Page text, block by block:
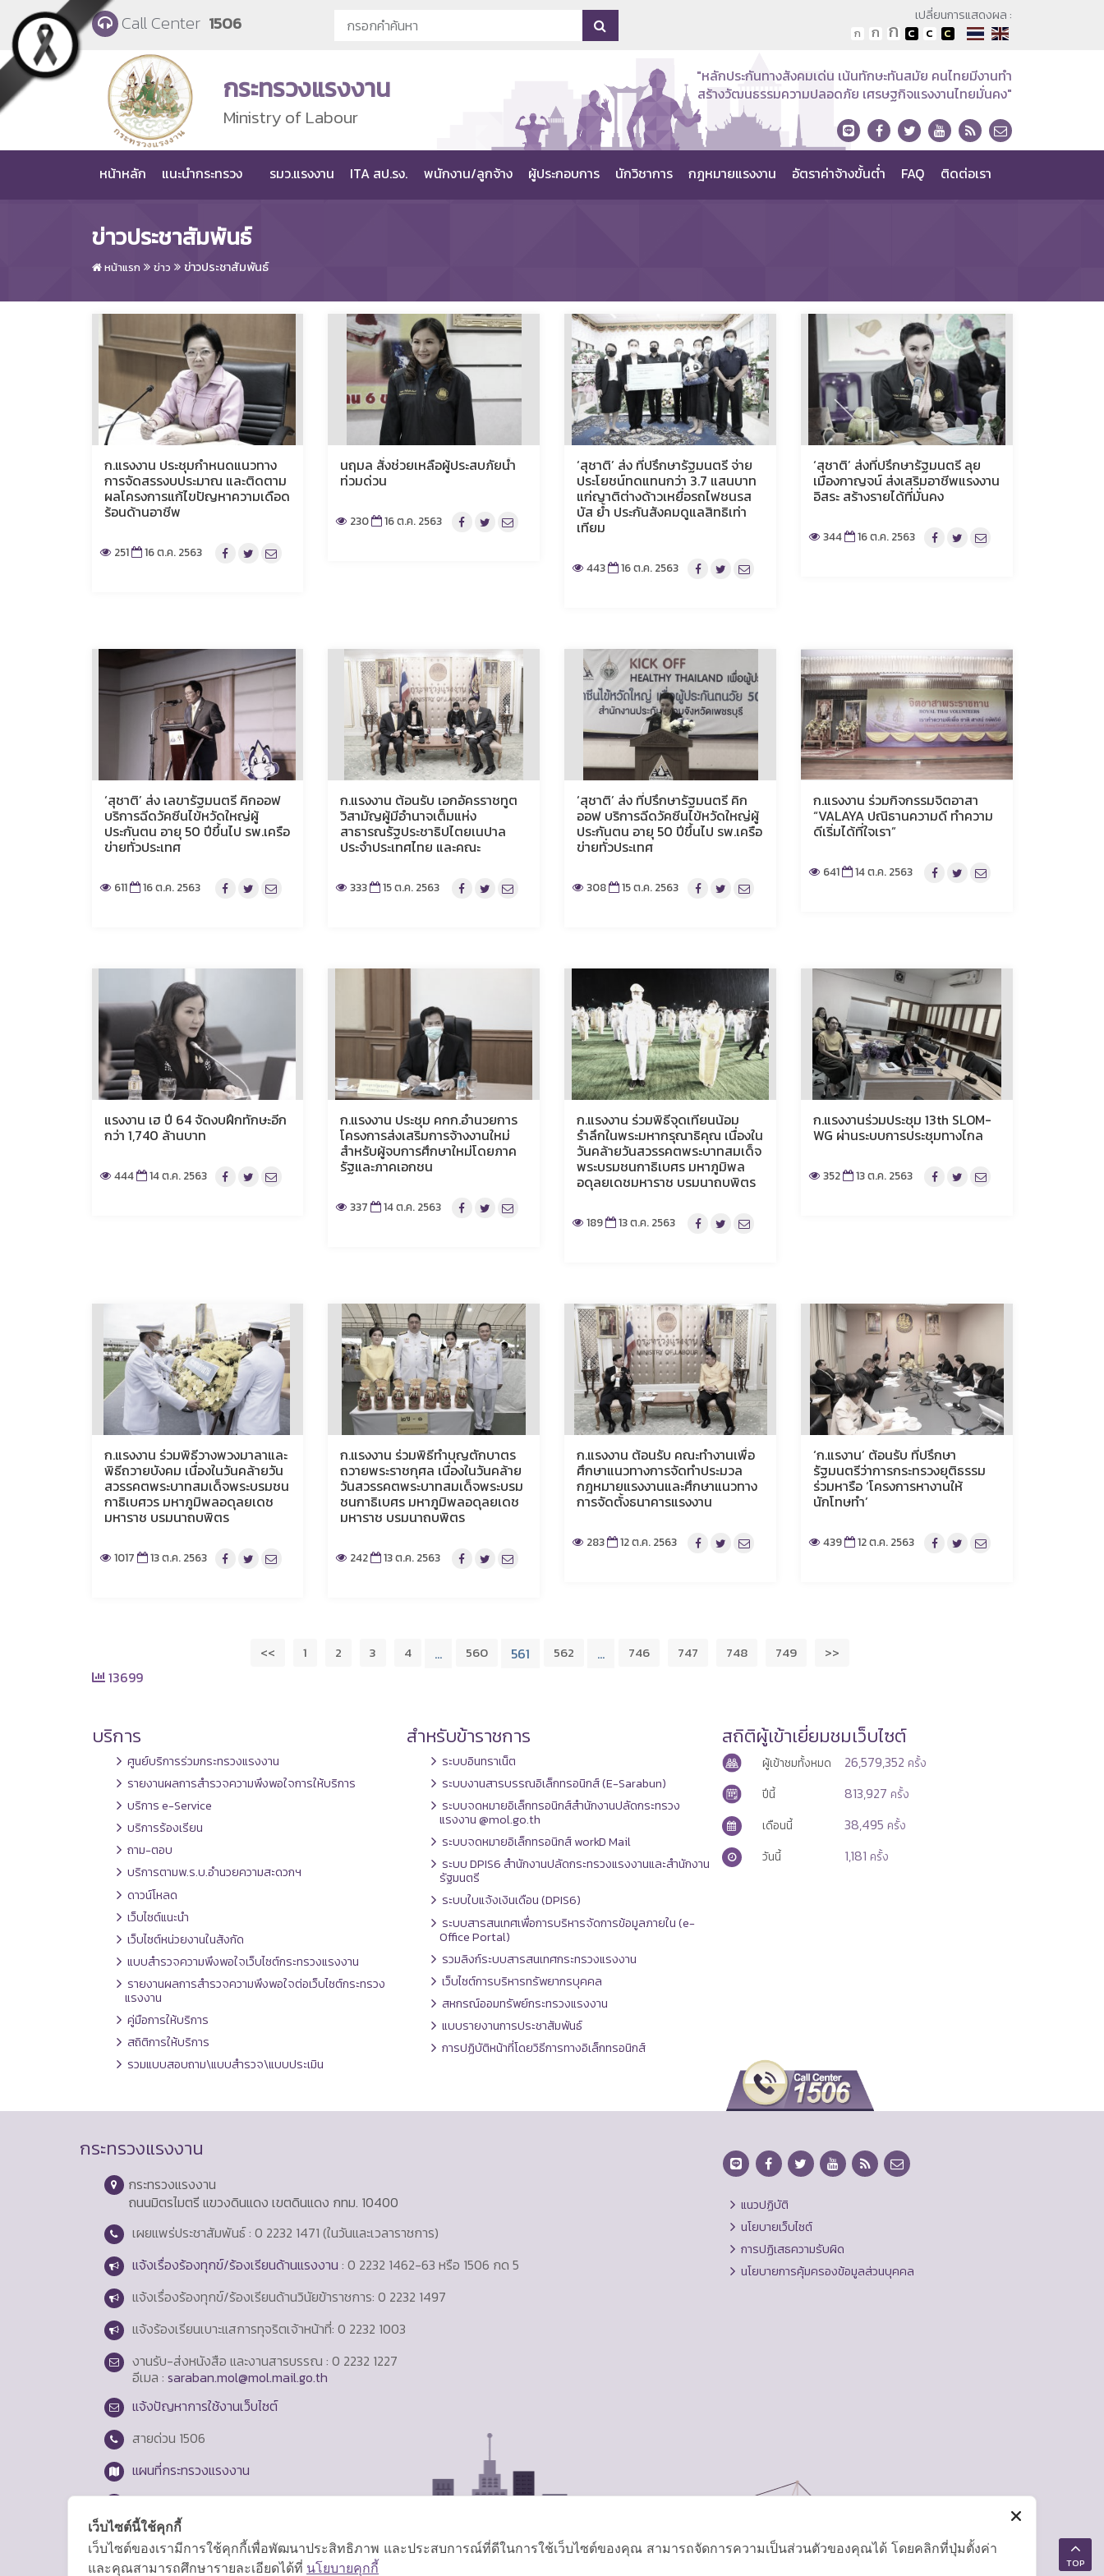
Skip to main content
Call Center 1506 เปลี่ยนการแสดงผล :
กระทรวงแรงงาน
Ministry of Labour
"หลักประกันทางสังคมเด่น เน้นทักษะทันสมัย คนไทยมีงานทำ
สร้างวัฒนธรรมความปลอดภัย เศรษฐกิจแรงงานไทยมั่นคง"
หน้าหลัก แนะนำกระทรวง รมว.แรงงาน ITA สป.รง. พนักงาน/ลูกจ้าง ผู้ประกอบการ นักวิชาการ กฎหมายแรงงาน อัตราค่าจ้างขั้นต่ำ FAQ ติดต่อเรา
ข่าวประชาสัมพันธ์
หน้าแรก ข่าว ข่าวประชาสัมพันธ์
ก.แรงงาน ประชุมกำหนดแนวทาง
การจัดสรรงบประมาณ และติดตาม
ผลโครงการแก้ไขปัญหาความเดือด
ร้อนด้านอาชีพ
251 16 ต.ค. 2563
นฤมล สั่งช่วยเหลือผู้ประสบภัยน้ำ
ท่วมด่วน
230 16 ต.ค. 2563
‘สุชาติ’ ส่ง ที่ปรึกษารัฐมนตรี จ่าย
ประโยชน์ทดแทนกว่า 3.7 แสนบาท
แก่ญาติต่างด้าวเหยื่อรถไฟชนรส
บัส ย้ำ ประกันสังคมดูแลสิทธิเท่า
เทียม
443 16 ต.ค. 2563
‘สุชาติ’ ส่งที่ปรึกษารัฐมนตรี ลุย
เมืองกาญจน์ ส่งเสริมอาชีพแรงงาน
อิสระ สร้างรายได้ที่มั่นคง
344 16 ต.ค. 2563
‘สุชาติ’ ส่ง เลขารัฐมนตรี คิกออฟ
บริการฉีดวัคซีนไข้หวัดใหญ่ผู้
ประกันตน อายุ 50 ปีขึ้นไป รพ.เครือ
ข่ายทั่วประเทศ
611 16 ต.ค. 2563
ก.แรงงาน ต้อนรับ เอกอัครราชทูต
วิสามัญผู้มีอำนาจเต็มแห่ง
สาธารณรัฐประชาธิปไตยเนปาล
ประจำประเทศไทย และคณะ
333 15 ต.ค. 2563
‘สุชาติ’ ส่ง ที่ปรึกษารัฐมนตรี คิก
ออฟ บริการฉีดวัคซีนไข้หวัดใหญ่ผู้
ประกันตน อายุ 50 ปีขึ้นไป รพ.เครือ
ข่ายทั่วประเทศ
308 15 ต.ค. 2563
ก.แรงงาน ร่วมกิจกรรมจิตอาสา
“VALAYA ปณิธานความดี ทำความ
ดีเริ่มได้ที่ใจเรา”
641 14 ต.ค. 2563
แรงงาน เฮ ปี 64 จัดงบฝึกทักษะอีก
กว่า 1,740 ล้านบาท
444 14 ต.ค. 2563
ก.แรงงาน ประชุม คกก.อำนวยการ
โครงการส่งเสริมการจ้างงานใหม่
สำหรับผู้จบการศึกษาใหม่โดยภาค
รัฐและภาคเอกชน
337 14 ต.ค. 2563
ก.แรงงาน ร่วมพิธีจุดเทียนน้อม
รำลึกในพระมหากรุณาธิคุณ เนื่องใน
วันคล้ายวันสวรรคตพระบาทสมเด็จ
พระบรมชนกาธิเบศร มหาภูมิพล
อดุลยเดชมหาราช บรมนาถบพิตร
189 13 ต.ค. 2563
ก.แรงงานร่วมประชุม 13th SLOM-
WG ผ่านระบบการประชุมทางไกล
352 13 ต.ค. 2563
ก.แรงงาน ร่วมพิธีวางพวงมาลาและ
พิธีถวายบังคม เนื่องในวันคล้ายวัน
สวรรคตพระบาทสมเด็จพระบรมชน
กาธิเบศวร มหาภูมิพลอดุลยเดช
มหาราช บรมนาถบพิตร
1017 13 ต.ค. 2563
ก.แรงงาน ร่วมพิธีทำบุญตักบาตร
ถวายพระราชกุศล เนื่องในวันคล้าย
วันสวรรคตพระบาทสมเด็จพระบรม
ชนกาธิเบศร มหาภูมิพลอดุลยเดช
มหาราช บรมนาถบพิตร
242 13 ต.ค. 2563
ก.แรงงาน ต้อนรับ คณะทำงานเพื่อ
ศึกษาแนวทางการจัดทำประมวล
กฎหมายแรงงานและศึกษาแนวทาง
การจัดตั้งธนาคารแรงงาน
283 12 ต.ค. 2563
‘ก.แรงาน’ ต้อนรับ ที่ปรึกษา
รัฐมนตรีว่าการกระทรวงยุติธรรม
ร่วมหารือ ‘โครงการหางานให้
นักโทษทำ’
439 12 ต.ค. 2563
<< 1 2 3 4 … 560 561 562 … 746 747 748 749 >>
13699
บริการ
ศูนย์บริการร่วมกระทรวงแรงงาน
รายงานผลการสำรวจความพึงพอใจการให้บริการ
บริการ e-Service
บริการร้องเรียน
ถาม-ตอบ
บริการตามพ.ร.บ.อำนวยความสะดวกฯ
ดาวน์โหลด
เว็บไซต์แนะนำ
เว็บไซต์หน่วยงานในสังกัด
แบบสำรวจความพึงพอใจเว็บไซต์กระทรวงแรงงาน
รายงานผลการสำรวจความพึงพอใจต่อเว็บไซต์กระทรวง
แรงงาน
คู่มือการให้บริการ
สถิติการให้บริการ
รวมแบบสอบถาม\แบบสำรวจ\แบบประเมิน
สำหรับข้าราชการ
ระบบอินทราเน็ต
ระบบงานสารบรรณอิเล็กทรอนิกส์ (E-Sarabun)
ระบบจดหมายอิเล็กทรอนิกส์สำนักงานปลัดกระทรวง
แรงงาน @mol.go.th
ระบบจดหมายอิเล็กทรอนิกส์ workD Mail
ระบบ DPIS6 สำนักงานปลัดกระทรวงแรงงานและสำนักงาน
รัฐมนตรี
ระบบใบแจ้งเงินเดือน (DPIS6)
ระบบสารสนเทศเพื่อการบริหารจัดการข้อมูลภายใน (e-
Office Portal)
รวมลิงก์ระบบสารสนเทศกระทรวงแรงงาน
เว็บไซต์การบริหารทรัพยากรบุคคล
สหกรณ์ออมทรัพย์กระทรวงแรงงาน
แบบรายงานการประชาสัมพันธ์
การปฏิบัติหน้าที่โดยวิธีการทางอิเล็กทรอนิกส์
สถิติผู้เข้าเยี่ยมชมเว็บไซต์
ผู้เข้าชมทั้งหมด 26,579,352 ครั้ง
ปีนี้
813,927 ครั้ง
เดือนนี้
38,495 ครั้ง
วันนี้
1,181 ครั้ง
กระทรวงแรงงาน
กระทรวงแรงงาน
ถนนมิตรไมตรี แขวงดินแดง เขตดินแดง กทม. 10400
เผยแพร่ประชาสัมพันธ์ : 0 2232 1471 (ในวันและเวลาราชการ)
แจ้งเรื่องร้องทุกข์/ร้องเรียนด้านแรงงาน : 0 2232 1462-63 หรือ 1506 กด 5
แจ้งเรื่องร้องทุกข์/ร้องเรียนด้านวินัยข้าราชการ: 0 2232 1497
แจ้งร้องเรียนเบาะแสการทุจริตเจ้าหน้าที่: 0 2232 1003
งานรับ-ส่งหนังสือ และงานสารบรรณ : 0 2232 1227
อีเมล : saraban.mol@mol.mail.go.th
แจ้งปัญหาการใช้งานเว็บไซต์
สายด่วน 1506
แผนที่กระทรวงแรงงาน
Login
แนวปฏิบัติ
นโยบายเว็บไซต์
การปฏิเสธความรับผิด
นโยบายการคุ้มครองข้อมูลส่วนบุคคล
TOP
เว็บไซต์นี้ใช้คุกกี้
เว็บไซต์ของเรามีการใช้คุกกี้เพื่อพัฒนาประสิทธิภาพ และประสบการณ์ที่ดีในการใช้เว็บไซต์ของคุณ สามารถจัดการความเป็นส่วนตัวของคุณได้ โดยคลิกที่ปุ่มตั้งค่า
และคุณสามารถศึกษารายละเอียดได้ที่ นโยบายคุกกี้